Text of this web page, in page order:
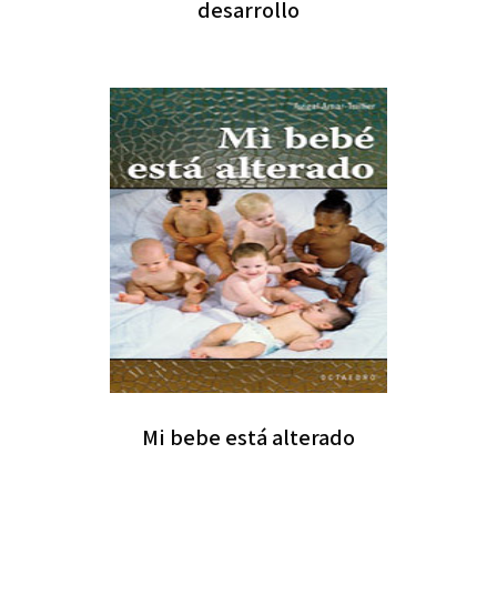
desarrollo
Mi bebe está alterado